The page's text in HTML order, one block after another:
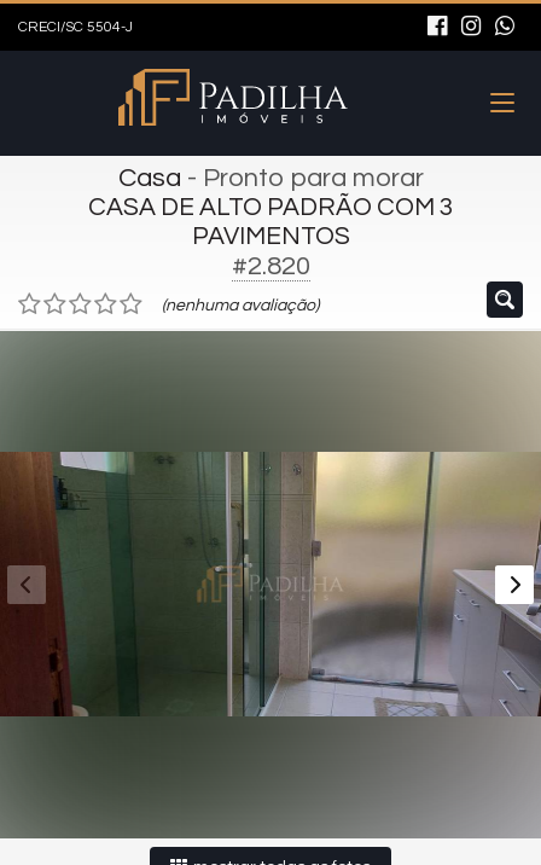
CRECI/SC 5504-J
Casa - Pronto para morar
CASA DE ALTO PADRÃO COM 3
PAVIMENTOS
#2.820
(nenhuma avaliação)